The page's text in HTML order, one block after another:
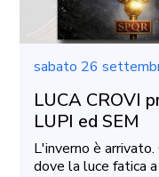
sabato 26
LUCA CROVI
LUPI ed SEM
L'inverno è
dove la luce fatica